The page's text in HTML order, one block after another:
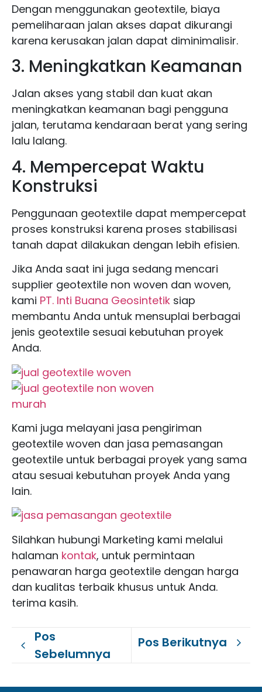
Dengan menggunakan geotextile, biaya
pemeliharaan jalan akses dapat dikurangi
karena kerusakan jalan dapat diminimalisir.
3. Meningkatkan Keamanan
Jalan akses yang stabil dan kuat akan
meningkatkan keamanan bagi pengguna
jalan, terutama kendaraan berat yang sering
lalu lalang.
4. Mempercepat Waktu
Konstruksi
Penggunaan geotextile dapat mempercepat
proses konstruksi karena proses stabilisasi
tanah dapat dilakukan dengan lebih efisien.
Jika Anda saat ini juga sedang mencari
supplier geotextile non woven dan woven,
kami PT. Inti Buana Geosintetik siap
membantu Anda untuk mensuplai berbagai
jenis geotextile sesuai kebutuhan proyek
Anda.
Kami juga melayani jasa pengiriman
geotextile woven dan jasa pemasangan
geotextile untuk berbagai proyek yang sama
atau sesuai kebutuhan proyek Anda yang
lain.
Silahkan hubungi Marketing kami melalui
halaman kontak, untuk permintaan
penawaran harga geotextile dengan harga
dan kualitas terbaik khusus untuk Anda.
terima kasih.
Pos
Sebelumnya
Pos Berikutnya